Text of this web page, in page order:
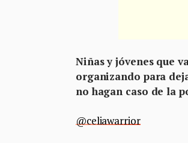
Niñas y jóvenes que
organizando para
no hagan caso de la
@celiawarrior